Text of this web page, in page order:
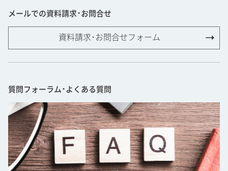
メールでの資料請求･お問合せ
資料請求･お問合せフォーム
質問フォーラム･よくある質問